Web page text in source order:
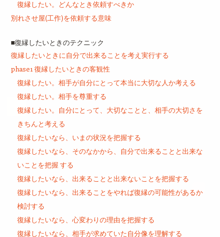
復縁したい。どんなとき依頼すべきか
別れさせ屋(工作)を依頼する意味
■復縁したいときのテクニック
復縁したいときに自分で出来ることを考え実行する
phase1 復縁したいときの客観性
復縁したい。相手が自分にとって本当に大切な人か考える
復縁したい。相手を尊重する
復縁したい。自分にとって、大切なことと、相手の大切さを
きちんと考える
復縁したいなら、いまの状況を把握する
復縁したいなら、そのなかから、自分で出来ることと出来な
いことを把握 する
復縁したいなら、出来ることと出来ないことを把握する
復縁したいなら、出来ることをやれば復縁の可能性があるか
検討する
復縁したいなら、心変わりの理由を把握する
復縁したいなら、相手が求めていた自分像を理解する